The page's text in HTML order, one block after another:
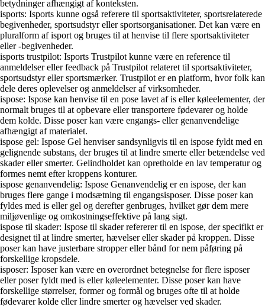
betydninger afhængigt af konteksten.
isports: Isports kunne også referere til sportsaktiviteter, sportsrelaterede
begivenheder, sportsudstyr eller sportsorganisationer. Det kan være en
pluralform af isport og bruges til at henvise til flere sportsaktiviteter
eller -begivenheder.
isports trustpilot: Isports Trustpilot kunne være en reference til
anmeldelser eller feedback på Trustpilot relateret til sportsaktiviteter,
sportsudstyr eller sportsmærker. Trustpilot er en platform, hvor folk kan
dele deres oplevelser og anmeldelser af virksomheder.
ispose: Ispose kan henvise til en pose lavet af is eller køleelementer, der
normalt bruges til at opbevare eller transportere fødevarer og holde
dem kolde. Disse poser kan være engangs- eller genanvendelige
afhængigt af materialet.
ispose gel: Ispose Gel henviser sandsynligvis til en ispose fyldt med en
gelignende substans, der bruges til at lindre smerte eller betændelse ved
skader eller smerter. Gelindholdet kan opretholde en lav temperatur og
formes nemt efter kroppens konturer.
ispose genanvendelig: Ispose Genanvendelig er en ispose, der kan
bruges flere gange i modsætning til engangsisposer. Disse poser kan
fyldes med is eller gel og derefter genbruges, hvilket gør dem mere
miljøvenlige og omkostningseffektive på lang sigt.
ispose til skader: Ispose til skader refererer til en ispose, der specifikt er
designet til at lindre smerter, hævelser eller skader på kroppen. Disse
poser kan have justerbare stropper eller bånd for nem påføring på
forskellige kropsdele.
isposer: Isposer kan være en overordnet betegnelse for flere isposer
eller poser fyldt med is eller køleelementer. Disse poser kan have
forskellige størrelser, former og formål og bruges ofte til at holde
fødevarer kolde eller lindre smerter og hævelser ved skader.